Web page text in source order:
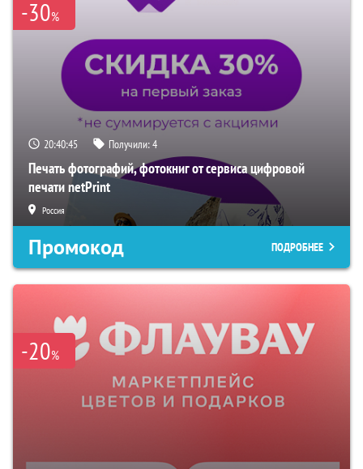
-30%
20:40:44 Получили:4
Печать фотографий, фотокниг от сервиса цифровой
печати netPrint
Россия
Промокод ПОДРОБНЕЕ
-20%